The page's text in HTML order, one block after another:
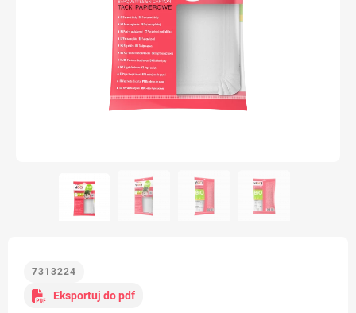
7313224
Eksportuj do pdf